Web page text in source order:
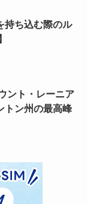
持ち込む際のル
ント・レーニア
トン州の最高峰